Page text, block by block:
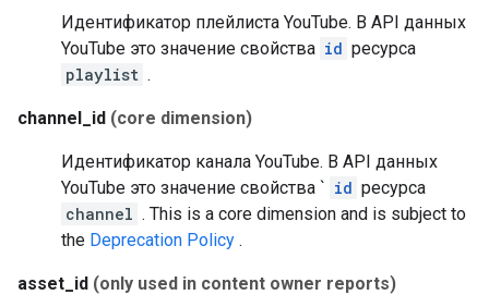
Идентификатор плейлиста YouTube. В API данных
YouTube это значение свойства id ресурса
playlist .
channel_id (core dimension)
Идентификатор канала YouTube. В API данных
YouTube это значение свойства ` id ресурса
channel . This is a core dimension and is subject to
the Deprecation Policy .
asset_id (only used in content owner reports)